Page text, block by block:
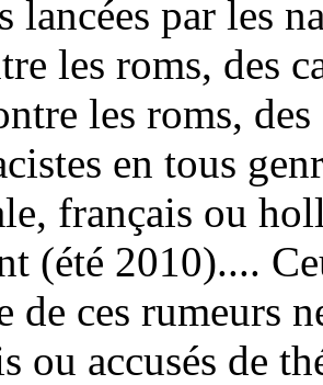
lancées par les
les roms, des
les roms,
en tous
français ou
(été 2010)....
ces rumeurs
ou accusés de